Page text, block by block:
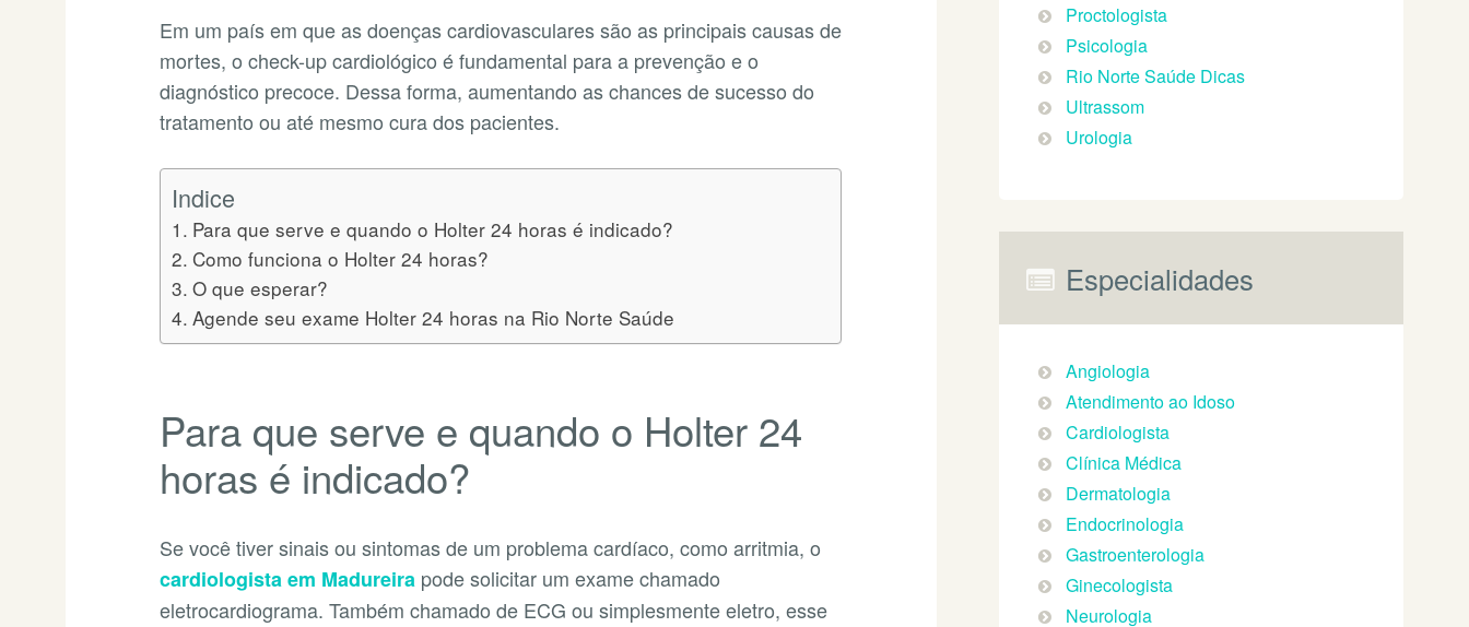
Em um país em que as doenças cardiovasculares são as principais causas de
mortes, o check-up cardiológico é fundamental para a prevenção e o
diagnóstico precoce. Dessa forma, aumentando as chances de sucesso do
tratamento ou até mesmo cura dos pacientes.
Indice
Para que serve e quando o Holter 24 horas é indicado?
Como funciona o Holter 24 horas?
O que esperar?
Agende seu exame Holter 24 horas na Rio Norte Saúde
Para que serve e quando o Holter 24
horas é indicado?
Se você tiver sinais ou sintomas de um problema cardíaco, como arritmia, o
cardiologista em Madureira pode solicitar um exame chamado
eletrocardiograma. Também chamado de ECG ou simplesmente eletro, esse
Proctologista
Psicologia
Rio Norte Saúde Dicas
Ultrassom
Urologia
Especialidades
Angiologia
Atendimento ao Idoso
Cardiologista
Clínica Médica
Dermatologia
Endocrinologia
Gastroenterologia
Ginecologista
Neurologia